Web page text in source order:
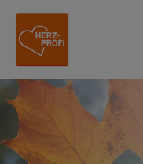
Site Logo